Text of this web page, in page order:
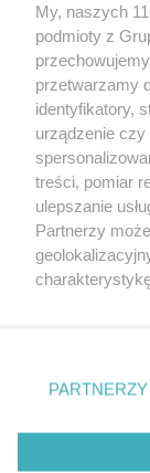
Żaden utwór
sposób (w tym
jakimkolwiek polu
umieszczaniem w
Jakiekolwiek
części z
zabronione pod
My, naszych
podmioty z
przetwarzamy
identyfikatory,
urządzenie czy
treści, pomiar
ulepszanie
Partnerzy
zmienić/
znajdujący się
rodzaje
użytkownika,
PARTNERZY